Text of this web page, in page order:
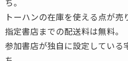
トーハンの在庫を使える点が売
指定書店までの配送料は無料。
参加書店が独自に設定している